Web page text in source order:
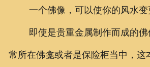
一个佛像，可以使你的风水变
即使是贵重金属制作而成的佛
常所在佛龛或者是保险柜当中，这